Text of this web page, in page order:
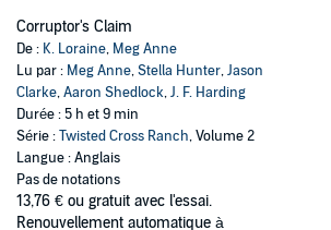
Corruptor's Claim
De : K. Loraine, Meg Anne
Lu par : Meg Anne,Stella Hunter,Jason
Clarke,Aaron Shedlock,J. F. Harding
Durée : 5 h et 9 min
Série :Twisted Cross Ranch, Volume 2
Langue : Anglais
Pas de notations
13,76 € ou gratuit avec l'essai.
Renouvellement automatique à